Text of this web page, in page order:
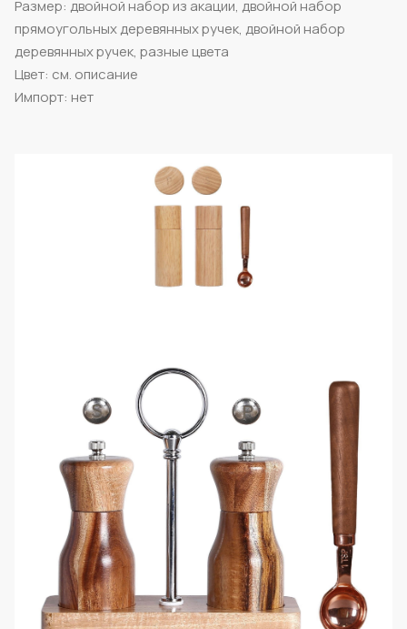
Размер: двойной набор из акации, двойной набор
прямоугольных деревянных ручек, двойной набор
деревянных ручек, разные цвета
Цвет: см. описание
Импорт: нет